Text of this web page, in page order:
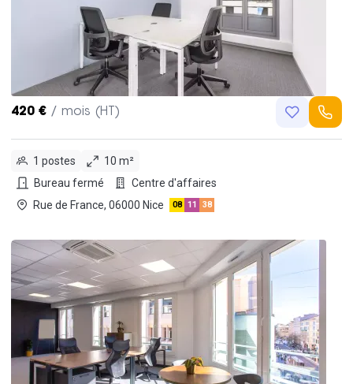
420 € / mois (HT)
1 postes
10 m²
Bureau fermé
Centre d'affaires
Rue de France, 06000 Nice
08 11 38